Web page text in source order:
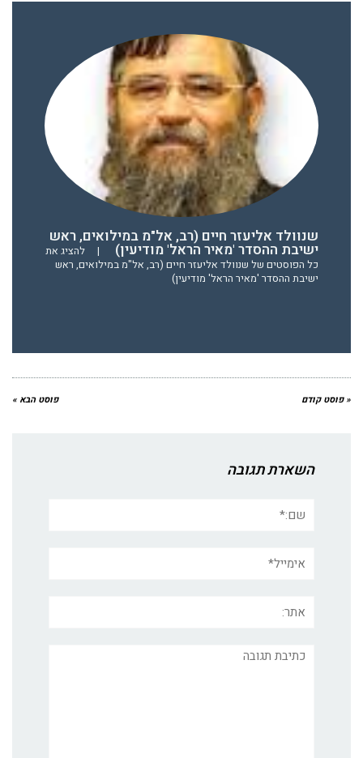
שנוולד אליעזר חיים (רב, אל"מ במילואים, ראש
ישיבת ההסדר 'מאיר הראל' מודיעין) |
להציג את
כל הפוסטים של שנוולד אליעזר חיים (רב, אל"מ במילואים, ראש
ישיבת ההסדר 'מאיר הראל' מודיעין)
« פוסט קודם פוסט הבא »
השארת תגובה
תגובה